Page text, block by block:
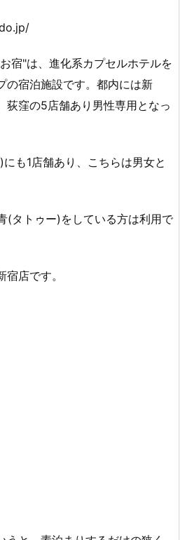
宿"は、進化系カプセルホテルを
の宿泊施設です。都内には新
荻窪の5店舗あり男性専用となっ
も1店舗あり、こちらは男女と
(タトゥー)をしている方は利用で
店です。